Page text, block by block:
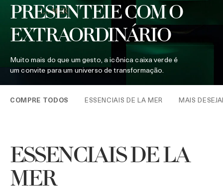
PRESENTEIE COM O
EXTRAORDINÁRIO
Muito mais do que um gesto, a icônica caixa verde é
um convite para um universo de transformação.
COMPRE TODOS ESSENCIAIS DE LA MER MAIS
ESSENCIAIS DE LA
MER